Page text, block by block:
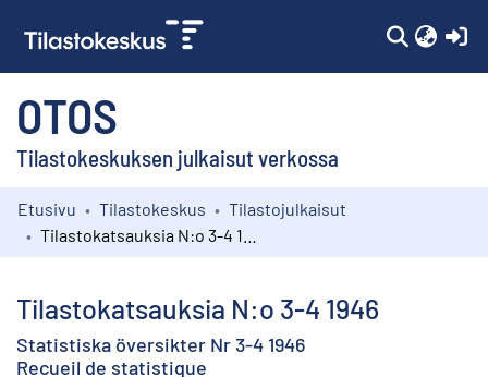
OTOS
Tilastokeskuksen julkaisut verkossa
Kokoelmat
Etusivu Tilastokeskus
Tilastojulkaisut
Tilastokatsauksia N:o 3-4 1946
Statistiska översikter Nr 3-4 1946
Recueil de statistique